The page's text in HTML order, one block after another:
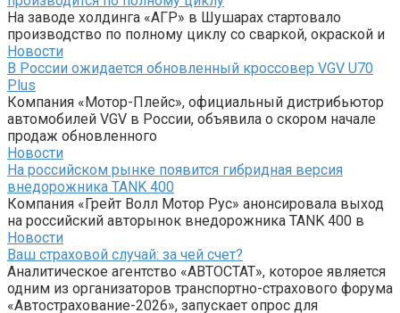
На заводе холдинга «АГР» в Шушарах стартовало
производство по полному циклу со сваркой, окраской и
Новости
В России ожидается обновленный кроссовер VGV U70
Plus
Компания «Мотор-Плейс», официальный дистрибьютор
автомобилей VGV в России, объявила о скором начале
продаж обновленного
Новости
На российском рынке появится гибридная версия
внедорожника TANK 400
Компания «Грейт Волл Мотор Рус» анонсировала выход
на российский авторынок внедорожника TANK 400 в
Новости
Ваш страховой случай: за чей счет?
Аналитическое агентство «АВТОСТАТ», которое является
одним из организаторов транспортно-страхового форума
«Автострахование-2026», запускает опрос для